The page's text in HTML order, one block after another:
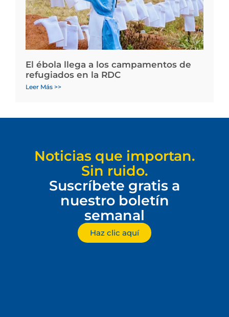
El ébola llega a los campamentos de
refugiados en la RDC
Leer Más >>
Noticias que importan.
Sin ruido.
Suscríbete gratis a
nuestro boletín
semanal
Haz clic aquí